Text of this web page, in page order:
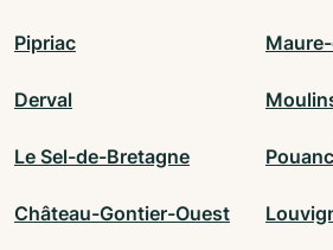
Pipriac
Derval
Le Sel-de-Bretagne
Château-Gontier-Ouest